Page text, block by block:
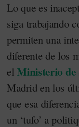
Lo que es
siga trabajando
permiten una
diferente de los
elMinisterio de
Madrid en los
que esa
un ‘tufo’ a